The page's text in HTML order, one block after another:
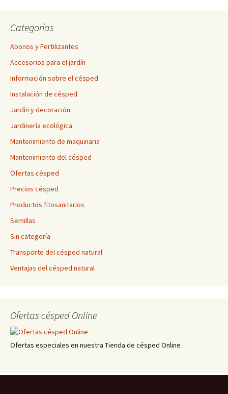
entradas
Categorías
Abonos y Fertilizantes
Accesorios para el jardín
Información sobre el césped
Instalación de césped
Jardín y decoración
Jardinería ecológica
Mantenimiento de maquinaria
Mantenimiento del césped
Ofertas césped
Precios césped
Productos fitosanitarios
Semillas
Sin categoría
Transporte del césped natural
Ventajas del césped natural
Ofertas césped Online
Ofertas especiales en nuestra Tienda de césped Online